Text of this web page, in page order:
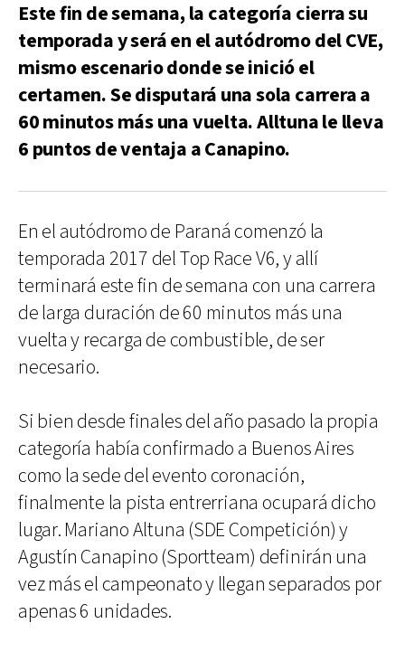
Este fin de semana, la categoría cierra su
temporada y será en el autódromo del CVE,
mismo escenario donde se inició el
certamen. Se disputará una sola carrera a
60 minutos más una vuelta. Alltuna le lleva
6 puntos de ventaja a Canapino.
En el autódromo de Paraná comenzó la
temporada 2017 del Top Race V6, y allí
terminará este fin de semana con una carrera
de larga duración de 60 minutos más una
vuelta y recarga de combustible, de ser
necesario.
Si bien desde finales del año pasado la propia
categoría había confirmado a Buenos Aires
como la sede del evento coronación,
finalmente la pista entrerriana ocupará dicho
lugar. Mariano Altuna (SDE Competición) y
Agustín Canapino (Sportteam) definirán una
vez más el campeonato y llegan separados por
apenas 6 unidades.